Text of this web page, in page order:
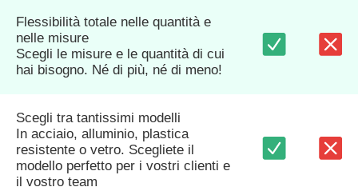
Flessibilità totale nelle quantità e
nelle misure
Scegli le misure e le quantità di cui
hai bisogno. Né di più, né di meno!
Scegli tra tantissimi modelli
In acciaio, alluminio, plastica
resistente o vetro. Scegliete il
modello perfetto per i vostri clienti e
il vostro team